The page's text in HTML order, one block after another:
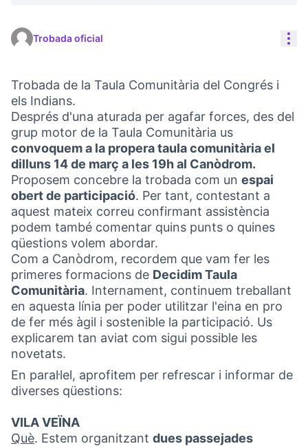
Trobada oficial
Trobada de la Taula Comunitària del Congrés i
els Indians.
Després d'una aturada per agafar forces, des del
grup motor de la Taula Comunitària us
convoquem a la propera taula comunitària el
dilluns 14 de març a les 19h al Canòdrom.
Proposem concebre la trobada com un espai
obert de participació. Per tant, contestant a
aquest mateix correu confirmant assistència
podem també comentar quins punts o quines
qüestions volem abordar.
Com a Canòdrom, recordem que vam fer les
primeres formacions de Decidim Taula
Comunitària. Internament, continuem treballant
en aquesta línia per poder utilitzar l'eina en pro
de fer més àgil i sostenible la participació. Us
explicarem tan aviat com sigui possible les
novetats.
En paral·lel, aprofitem per refrescar i informar de
diverses qüestions:
VILA VEÏNA
Què. Estem organitzant dues passejades